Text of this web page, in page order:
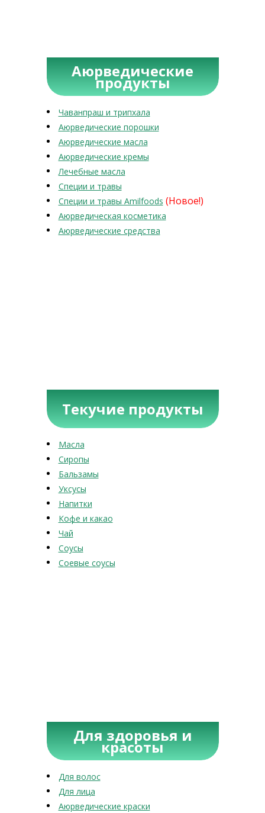
Аюрведические
продукты
Чаванпраш и трипхала
Аюрведические порошки
Аюрведические масла
Аюрведические кремы
Лечебные масла
Специи и травы
Специи и травы Amilfoods (Новое!)
Аюрведическая косметика
Аюрведические средства
Текучие продукты
Масла
Сиропы
Бальзамы
Уксусы
Напитки
Кофе и какао
Чай
Соусы
Соевые соусы
Для здоровья и
красоты
Для волос
Для лица
Аюрведические краски